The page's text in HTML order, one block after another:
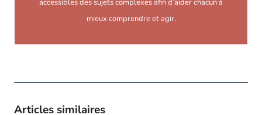
accessibles des sujets complexes afin d’aider chacun à
mieux comprendre et agir.
Articles similaires